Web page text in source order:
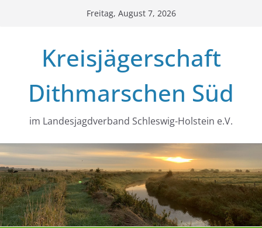
Freitag, August 7, 2026
Kreisjägerschaft
Dithmarschen Süd
im Landesjagdverband Schleswig-Holstein e.V.